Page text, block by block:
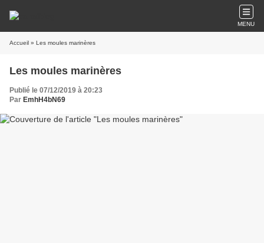
MENU
Accueil » Les moules marinères
Les moules marinères
Publié le 07/12/2019 à 20:23
Par EmhH4bN69